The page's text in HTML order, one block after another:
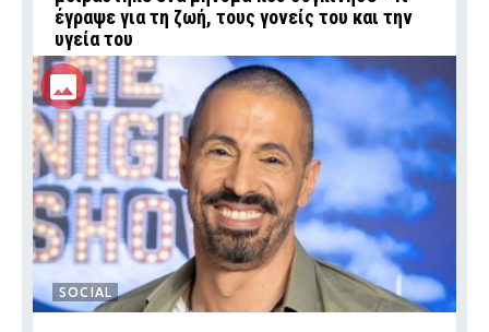
έγραψε για τη ζωή, τους γονείς του και την
υγεία του
SOCIAL